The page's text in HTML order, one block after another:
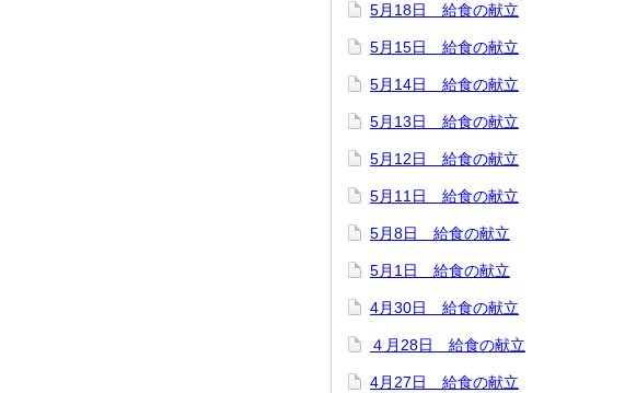
5月18日 給食の献立
5月15日 給食の献立
5月14日 給食の献立
5月13日 給食の献立
5月12日 給食の献立
5月11日 給食の献立
5月8日 給食の献立
5月1日 給食の献立
4月30日 給食の献立
４月28日 給食の献立
4月27日 給食の献立